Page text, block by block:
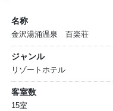
名称
金沢湯涌温泉 百楽荘
ジャンル
リゾートホテル
客室数
15室